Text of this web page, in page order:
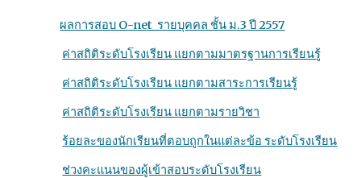
ผลการสอบ O-net รายบุคคล ชั้น ม.3 ปี 2557
ค่าสถิติระดับโรงเรียน แยกตามมาตรฐานการเรียนรู้
ค่าสถิติระดับโรงเรียน แยกตามสาระการเรียนรู้
ค่าสถิติระดับโรงเรียน แยกตามรายวิชา
ร้อยละของนักเรียนที่ตอบถูกในแต่ละข้อ ระดับโรงเรียน
ช่วงคะแนนของผู้เข้าสอบระดับโรงเรียน